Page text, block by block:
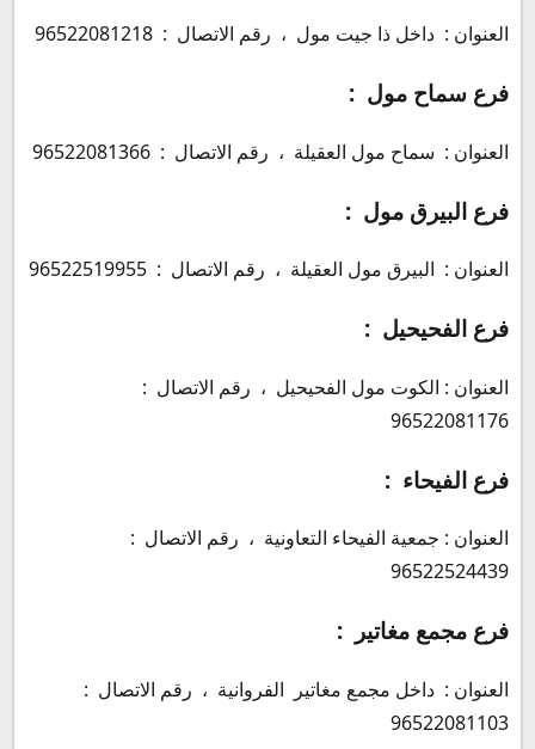
العنوان : داخل ذا جيت مول ، رقم الاتصال : 96522081218
فرع سماح مول :
العنوان : سماح مول العقيلة ، رقم الاتصال : 96522081366
فرع البيرق مول :
العنوان : البيرق مول العقيلة ، رقم الاتصال : 96522519955
فرع الفحيحيل :
العنوان : الكوت مول الفحيحيل ، رقم الاتصال :
96522081176
فرع الفيحاء :
العنوان : جمعية الفيحاء التعاونية ، رقم الاتصال :
96522524439
فرع مجمع مغاتير :
العنوان : داخل مجمع مغاتير الفروانية ، رقم الاتصال :
96522081103